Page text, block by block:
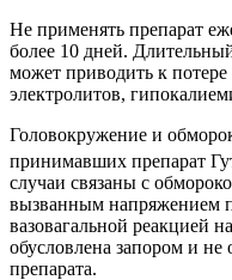
Не применять препарат
более 10 дней.
может приводить к
электролитов,
Головокружение и
принимавших препарат
случаи связаны с
вызванным напряжением
вазовагальной реакцией
обусловлена запором и не
препарата.